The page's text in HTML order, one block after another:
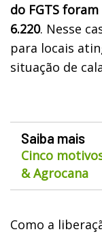
do FGTS
6.220. Nesse
para locais
situação de
Saiba mais
Cinco
& Agrocana
Como a